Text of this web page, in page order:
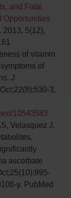
and Fatal
Opportunities
. 2013, 5(12),
of vitamin
of
J
3.
10543583
Velasquez J,
ascorbate
y. PubMed